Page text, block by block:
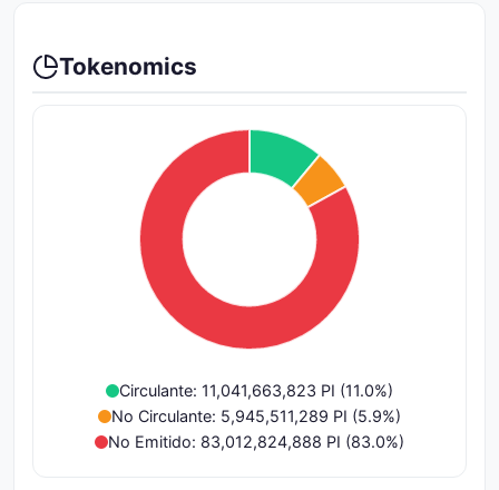
Tokenomics
Circulante: 11,041,663,823 PI (11.0%)
No Circulante: 5,945,511,289 PI (5.9%)
No Emitido: 83,012,824,888 PI (83.0%)